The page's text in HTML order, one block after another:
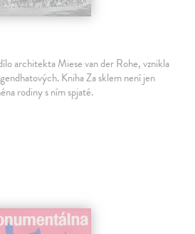
architekta Miese van der Rohe, vznikla
Kniha Za sklem není jen
rodiny s ním spjaté.